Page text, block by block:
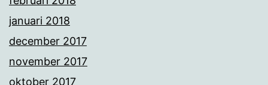
januari 2018
december 2017
november 2017
oktober 2017